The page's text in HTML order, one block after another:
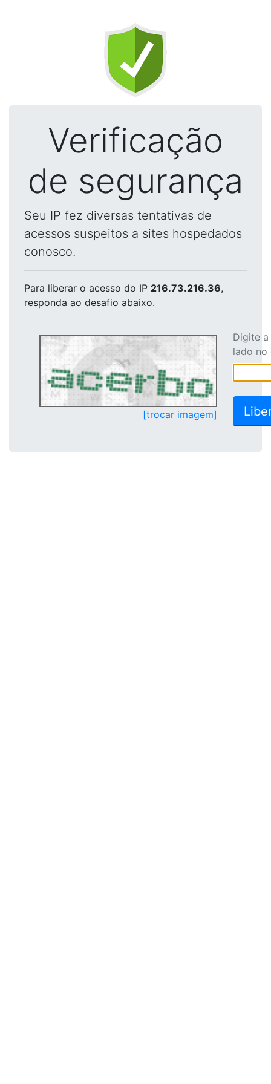
Verificação
de segurança
Seu IP fez diversas tentativas de
acessos suspeitos a sites hospedados
conosco.
Para liberar o acesso do IP 216.73.216.36,
responda ao desafio abaixo.
[trocar imagem]
Digite
lado no